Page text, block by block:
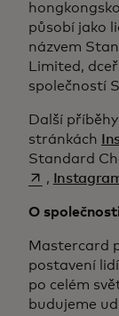
působí jako
názvem
Limited,
společností
Další
stránkách
Standard
,
O
Mastercard
postavení
po celém
budujeme